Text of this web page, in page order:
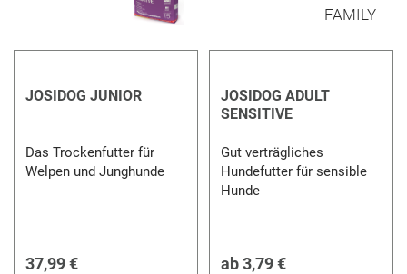
JOSIDOG JUNIOR
Das Trockenfutter für
Welpen und Junghunde
37,99 €
JOSIDOG ADULT
SENSITIVE
Gut verträgliches
Hundefutter für sensible
Hunde
ab3,79 €